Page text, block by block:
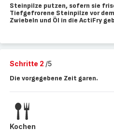
Steinpilze putzen, sofern sie
Tiefgefrorene Steinpilze vor
Zwiebeln und Öl in die ActiFry
Schritte 2 /5
Die vorgegebene Zeit garen.
Kochen